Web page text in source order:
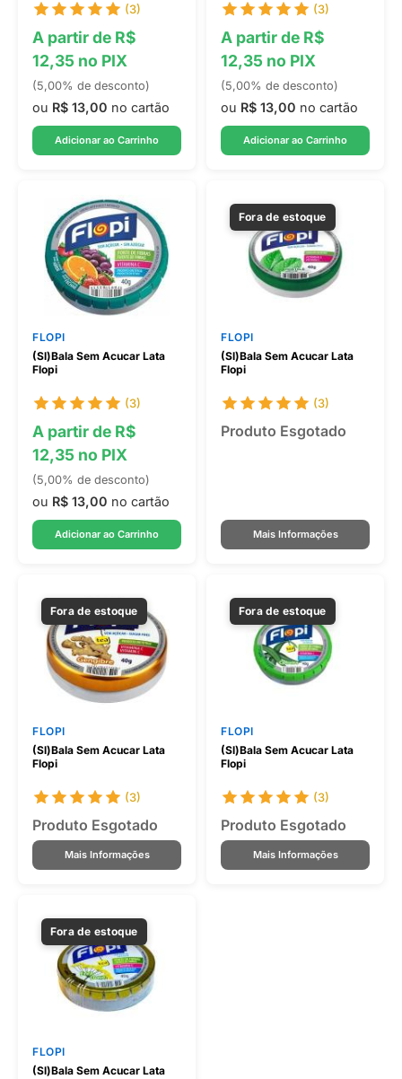
(3)
A partir de R$
12,35 no PIX
(5,00% de desconto)
ou R$ 13,00 no cartão
Adicionar ao Carrinho
(3)
A partir de R$
12,35 no PIX
(5,00% de desconto)
ou R$ 13,00 no cartão
Adicionar ao Carrinho
FLOPI
(Sl)Bala Sem Acucar Lata
Flopi
(3)
A partir de R$
12,35 no PIX
(5,00% de desconto)
ou R$ 13,00 no cartão
Adicionar ao Carrinho
Fora de estoque
FLOPI
(Sl)Bala Sem Acucar Lata
Flopi
(3)
Produto Esgotado
Mais Informações
Fora de estoque
FLOPI
(Sl)Bala Sem Acucar Lata
Flopi
(3)
Produto Esgotado
Mais Informações
Fora de estoque
FLOPI
(Sl)Bala Sem Acucar Lata
Flopi
(3)
Produto Esgotado
Mais Informações
Fora de estoque
FLOPI
(Sl)Bala Sem Acucar Lata